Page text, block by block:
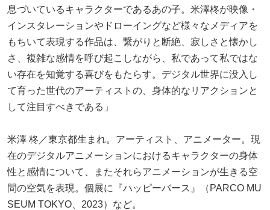
息づいているキャラクターであるあの子。米澤柊が映像・
インスタレーションやドローイングなど様々なメディアを
もちいて表現する作品は、繋がりと断絶、寂しさと懐かし
さ、複雑な感情を呼び起こしながら、私であって私ではな
い存在を知覚する喜びをもたらす。デジタル世界に没入し
て育った世代のアーティストの、身体的なリアクションと
して注目すべきである」
米澤 柊／東京都生まれ。アーティスト、アニメーター。現
在のデジタルアニメーションにおけるキャラクターの身体
性と感情について、またそれらアニメーションが生きる空
間の空気を表現。個展に『ハッピーバース』（PARCO MU
SEUM TOKYO、2023）など。